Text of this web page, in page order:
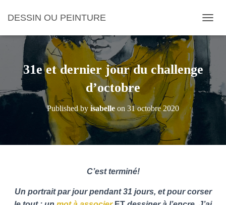
DESSIN OU PEINTURE
U
V
R
I
R
/
F
V
31e et dernier jour du challenge
d’octobre
Published by isabelle on 31 octobre 2020
C’est terminé!
Un portrait par jour pendant 31 jours, et pour corser